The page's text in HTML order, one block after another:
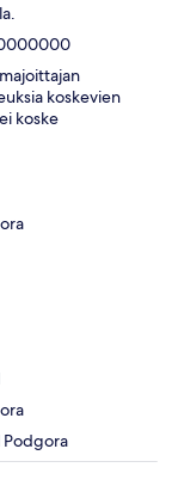
koskevien
koske
Podgora